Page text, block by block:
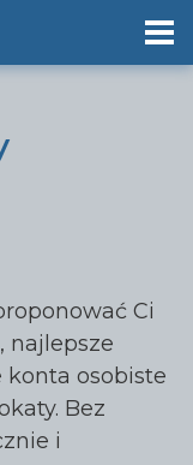
Ci
najlepsze
konta osobiste
Bez
i